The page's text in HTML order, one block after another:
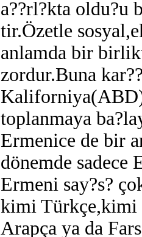
a??rl?kta oldu?u
tir.Özetle
anlamda bir
zordur.Buna
toplanmaya
Ermenice de bir
dönemde sadece
Ermeni say?s?
kimi Türkçe,kimi
Arapça ya da